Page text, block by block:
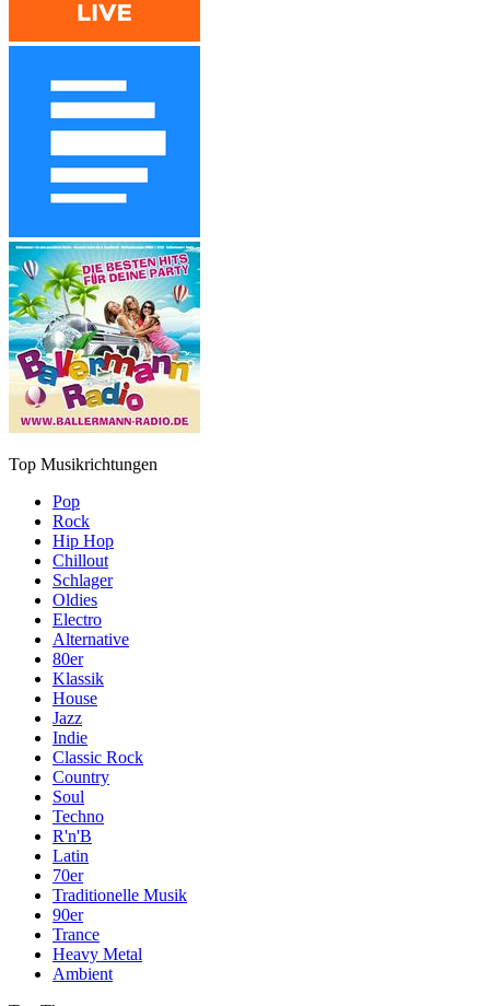
Top Musikrichtungen
Pop
Rock
Hip Hop
Chillout
Schlager
Oldies
Electro
Alternative
80er
Klassik
House
Jazz
Indie
Classic Rock
Country
Soul
Techno
R'n'B
Latin
70er
Traditionelle Musik
90er
Trance
Heavy Metal
Ambient